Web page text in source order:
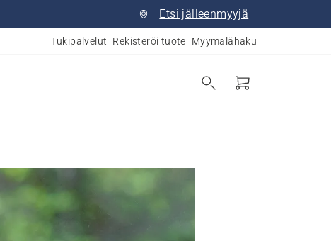
Etsi jälleenmyyjä
Tukipalvelut Rekisteröi tuote Myymälähaku